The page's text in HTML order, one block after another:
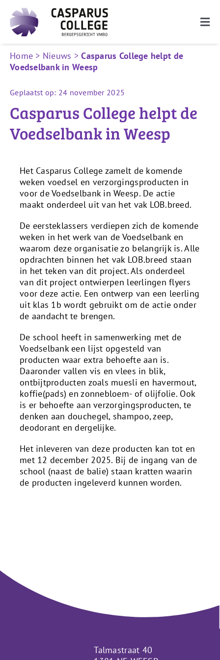
naar
inhoud
De school
Ouders
Leerlingen
Zoeken
naar:
Home > Nieuws >Casparus College helpt de
Voedselbank in Weesp
Geplaatst op: 24 november 2025
Casparus College helpt de
Voedselbank in Weesp
Het Casparus College zamelt de komende
weken voedsel en verzorgingsproducten in
voor de Voedselbank in Weesp. De actie
maakt onderdeel uit van het vak LOB.breed.
De eersteklassers verdiepen zich de komende
weken in het werk van de Voedselbank en
waarom deze organisatie zo belangrijk is. Alle
opdrachten binnen het vak LOB.breed staan
in het teken van dit project. Als onderdeel
van dit project ontwierpen leerlingen flyers
voor deze actie. Een ontwerp van een leerling
uit klas 1b wordt gebruikt om de actie onder
de aandacht te brengen.
De school heeft in samenwerking met de
Voedselbank een lijst opgesteld van
producten waar extra behoefte aan is.
Daaronder vallen vis en vlees in blik,
ontbijtproducten zoals muesli en havermout,
koffie(pads) en zonnebloem- of olijfolie. Ook
is er behoefte aan verzorgingsproducten, te
denken aan douchegel, shampoo, zeep,
deodorant en dergelijke.
Het inleveren van deze producten kan tot en
met 12 december 2025. Bij de ingang van de
school (naast de balie) staan kratten waarin
de producten ingeleverd kunnen worden.
Talmastraat 40